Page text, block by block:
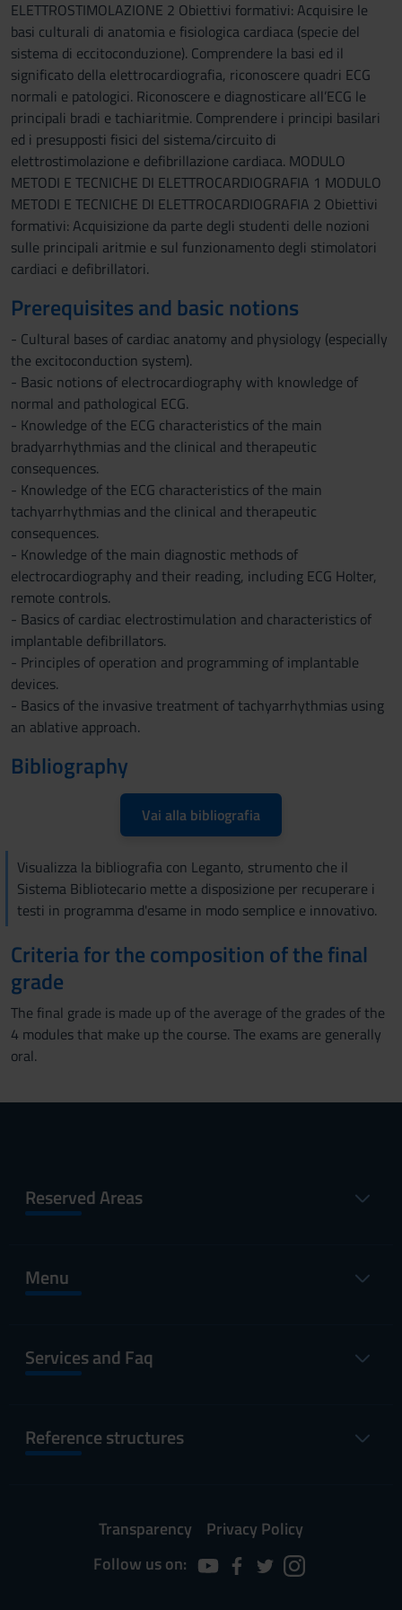
ELETTROSTIMOLAZIONE 2 Obiettivi formativi: Acquisire le
basi culturali di anatomia e fisiologica cardiaca (specie del
sistema di eccitoconduzione). Comprendere la basi ed il
significato della elettrocardiografia, riconoscere quadri ECG
normali e patologici. Riconoscere e diagnosticare all’ECG le
principali bradi e tachiaritmie. Comprendere i principi basilari
ed i presupposti fisici del sistema/circuito di
elettrostimolazione e defibrillazione cardiaca. MODULO
METODI E TECNICHE DI ELETTROCARDIOGRAFIA 1 MODULO
METODI E TECNICHE DI ELETTROCARDIOGRAFIA 2 Obiettivi
formativi: Acquisizione da parte degli studenti delle nozioni
sulle principali aritmie e sul funzionamento degli stimolatori
cardiaci e defibrillatori.
Prerequisites and basic notions
- Cultural bases of cardiac anatomy and physiology (especially
the excitoconduction system).
- Basic notions of electrocardiography with knowledge of
normal and pathological ECG.
- Knowledge of the ECG characteristics of the main
bradyarrhythmias and the clinical and therapeutic
consequences.
- Knowledge of the ECG characteristics of the main
tachyarrhythmias and the clinical and therapeutic
consequences.
- Knowledge of the main diagnostic methods of
electrocardiography and their reading, including ECG Holter,
remote controls.
- Basics of cardiac electrostimulation and characteristics of
implantable defibrillators.
- Principles of operation and programming of implantable
devices.
- Basics of the invasive treatment of tachyarrhythmias using
an ablative approach.
Bibliography
Vai alla bibliografia
Visualizza la bibliografia con Leganto, strumento che il
Sistema Bibliotecario mette a disposizione per recuperare i
testi in programma d'esame in modo semplice e innovativo.
Criteria for the composition of the final
grade
The final grade is made up of the average of the grades of the
4 modules that make up the course. The exams are generally
oral.
Reserved Areas
Menu
Services and Faq
Reference structures
Transparency
Privacy Policy
Follow us on: